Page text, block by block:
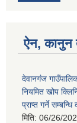
ऐन, कानुन
देवानगंज
नियमित खोप
प्राप्त गर्ने
मिति: 06/26/